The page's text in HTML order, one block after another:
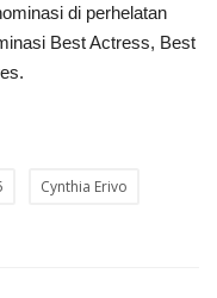
di perhelatan
Best Actress, Best
Cynthia Erivo